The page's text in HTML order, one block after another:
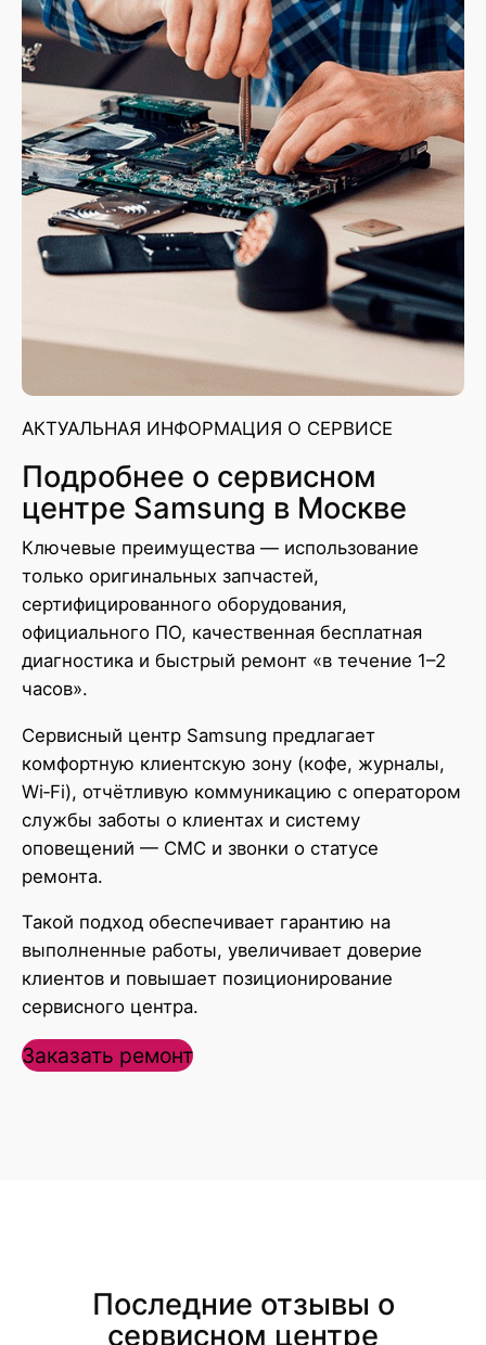
АКТУАЛЬНАЯ ИНФОРМАЦИЯ О СЕРВИСЕ
Подробнее о сервисном
центре Samsung в Москве
Ключевые преимущества — использование
только оригинальных запчастей,
сертифицированного оборудования,
официального ПО, качественная бесплатная
диагностика и быстрый ремонт «в течение 1–2
часов».
Сервисный центр Samsung предлагает
комфортную клиентскую зону (кофе, журналы,
Wi‑Fi), отчётливую коммуникацию с оператором
службы заботы о клиентах и систему
оповещений — СМС и звонки о статусе
ремонта.
Такой подход обеспечивает гарантию на
выполненные работы, увеличивает доверие
клиентов и повышает позиционирование
сервисного центра.
Заказать ремонт
Последние отзывы о
сервисном центре